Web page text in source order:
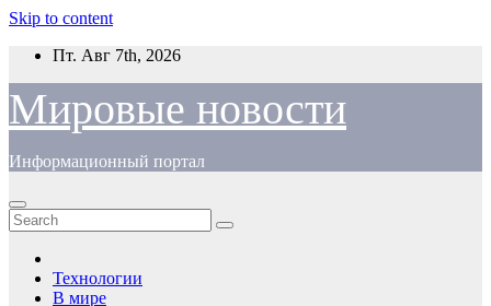
Skip to content
Пт. Авг 7th, 2026
Мировые новости
Информационный портал
Технологии
В мире